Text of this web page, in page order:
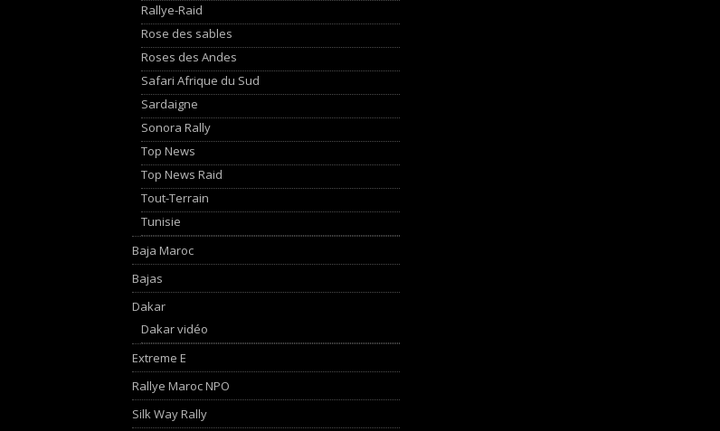
Rallye-Raid
Rose des sables
Roses des Andes
Safari Afrique du Sud
Sardaigne
Sonora Rally
Top News
Top News Raid
Tout-Terrain
Tunisie
Baja Maroc
Bajas
Dakar
Dakar vidéo
Extreme E
Rallye Maroc NPO
Silk Way Rally